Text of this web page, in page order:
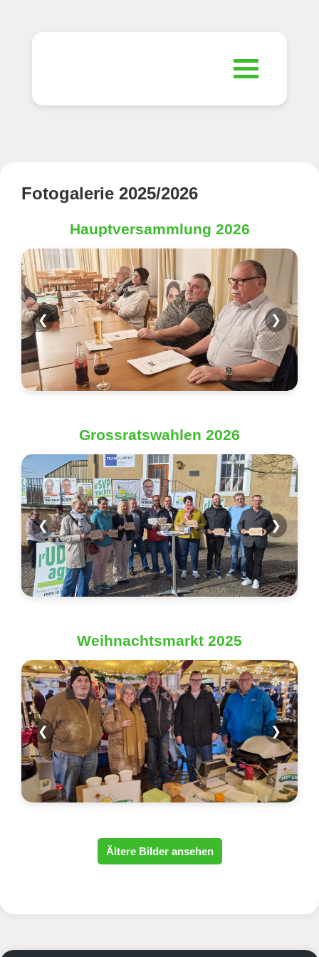
Kontakt
Statuten
Mitmachen
Fotogalerie 2025/2026
Hauptversammlung 2026
❮ ❯
Grossratswahlen 2026
❮ ❯
Weihnachtsmarkt 2025
❮ ❯
Ältere Bilder ansehen